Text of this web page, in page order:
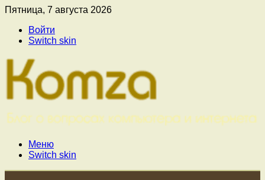
Пятница, 7 августа 2026
Войти
Switch skin
Меню
Switch skin